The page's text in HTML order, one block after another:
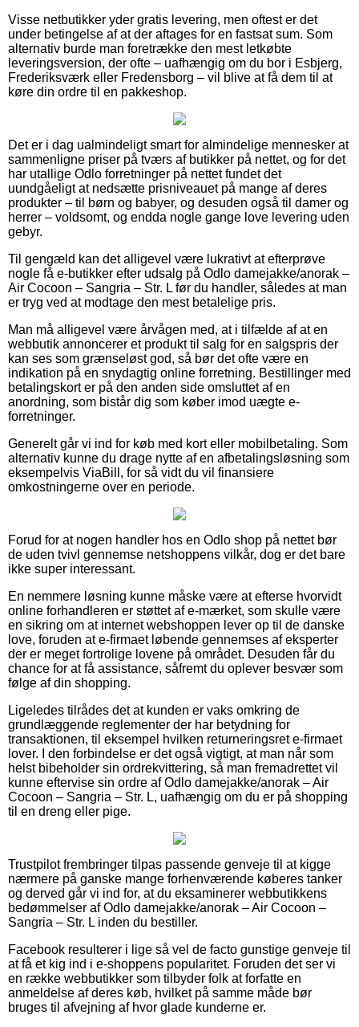
Visse netbutikker yder gratis levering, men oftest er det
under betingelse af at der aftages for en fastsat sum. Som
alternativ burde man foretrække den mest letkøbte
leveringsversion, der ofte – uafhængig om du bor i Esbjerg,
Frederiksværk eller Fredensborg – vil blive at få dem til at
køre din ordre til en pakkeshop.
Det er i dag ualmindeligt smart for almindelige mennesker at
sammenligne priser på tværs af butikker på nettet, og for det
har utallige Odlo forretninger på nettet fundet det
uundgåeligt at nedsætte prisniveauet på mange af deres
produkter – til børn og babyer, og desuden også til damer og
herrer – voldsomt, og endda nogle gange love levering uden
gebyr.
Til gengæld kan det alligevel være lukrativt at efterprøve
nogle få e-butikker efter udsalg på Odlo damejakke/anorak –
Air Cocoon – Sangria – Str. L før du handler, således at man
er tryg ved at modtage den mest betalelige pris.
Man må alligevel være årvågen med, at i tilfælde af at en
webbutik annoncerer et produkt til salg for en salgspris der
kan ses som grænseløst god, så bør det ofte være en
indikation på en snydagtig online forretning. Bestillinger med
betalingskort er på den anden side omsluttet af en
anordning, som bistår dig som køber imod uægte e-
forretninger.
Generelt går vi ind for køb med kort eller mobilbetaling. Som
alternativ kunne du drage nytte af en afbetalingsløsning som
eksempelvis ViaBill, for så vidt du vil finansiere
omkostningerne over en periode.
Forud for at nogen handler hos en Odlo shop på nettet bør
de uden tvivl gennemse netshoppens vilkår, dog er det bare
ikke super interessant.
En nemmere løsning kunne måske være at efterse hvorvidt
online forhandleren er støttet af e-mærket, som skulle være
en sikring om at internet webshoppen lever op til de danske
love, foruden at e-firmaet løbende gennemses af eksperter
der er meget fortrolige lovene på området. Desuden får du
chance for at få assistance, såfremt du oplever besvær som
følge af din shopping.
Ligeledes tilrådes det at kunden er vaks omkring de
grundlæggende reglementer der har betydning for
transaktionen, til eksempel hvilken returneringsret e-firmaet
lover. I den forbindelse er det også vigtigt, at man når som
helst bibeholder sin ordrekvittering, så man fremadrettet vil
kunne eftervise sin ordre af Odlo damejakke/anorak – Air
Cocoon – Sangria – Str. L, uafhængig om du er på shopping
til en dreng eller pige.
Trustpilot frembringer tilpas passende genveje til at kigge
nærmere på ganske mange forhenværende køberes tanker
og derved går vi ind for, at du eksaminerer webbutikkens
bedømmelser af Odlo damejakke/anorak – Air Cocoon –
Sangria – Str. L inden du bestiller.
Facebook resulterer i lige så vel de facto gunstige genveje til
at få et kig ind i e-shoppens popularitet. Foruden det ser vi
en række webbutikker som tilbyder folk at forfatte en
anmeldelse af deres køb, hvilket på samme måde bør
bruges til afvejning af hvor glade kunderne er.